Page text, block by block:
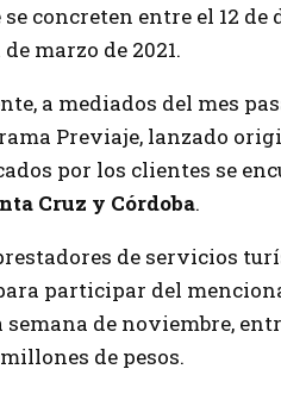
se concreten entre el 12
marzo de 2021.
a mediados del mes
Previaje, lanzado
por los clientes se
Cruz y Córdoba.
de servicios
participar del
de noviembre,
de pesos.